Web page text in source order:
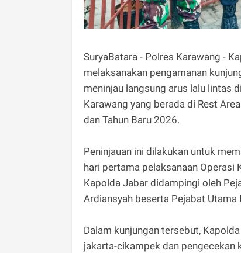
SuryaBatara - ‎Polres Karawang -
melaksanakan pengamanan
meninjau langsung arus lalu lintas
Karawang yang berada di Rest
dan Tahun Baru 2026.
‎Peninjauan ini dilakukan untuk
hari pertama pelaksanaan Operasi
Kapolda Jabar didampingi oleh
Ardiansyah beserta Pejabat Utama
‎Dalam kunjungan tersebut,
jakarta-cikampek dan pengecekan